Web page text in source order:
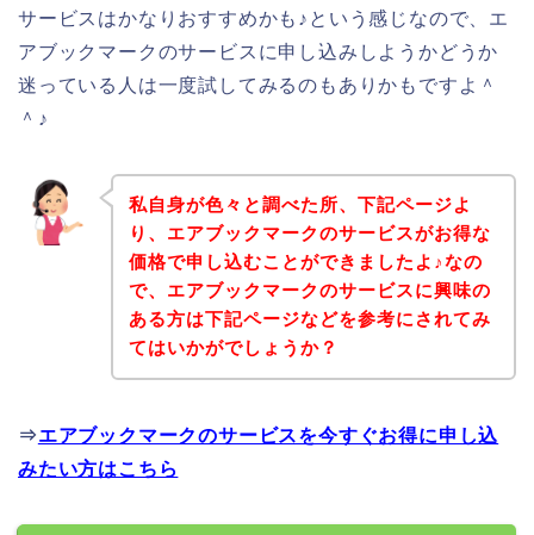
サービスはかなりおすすめかも♪という感じなので、エ
アブックマークのサービスに申し込みしようかどうか
迷っている人は一度試してみるのもありかもですよ＾
＾♪
私自身が色々と調べた所、下記ページよ
り、エアブックマークのサービスがお得な
価格で申し込むことができましたよ♪なの
で、エアブックマークのサービスに興味の
ある方は下記ページなどを参考にされてみ
てはいかがでしょうか？
⇒エアブックマークのサービスを今すぐお得に申し込
みたい方はこちら